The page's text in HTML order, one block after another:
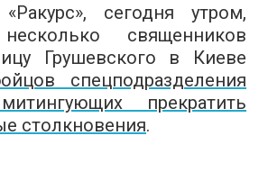
сегодня утром,
священников
Грушевского в Киеве
спецподразделения
прекратить
столкновения.